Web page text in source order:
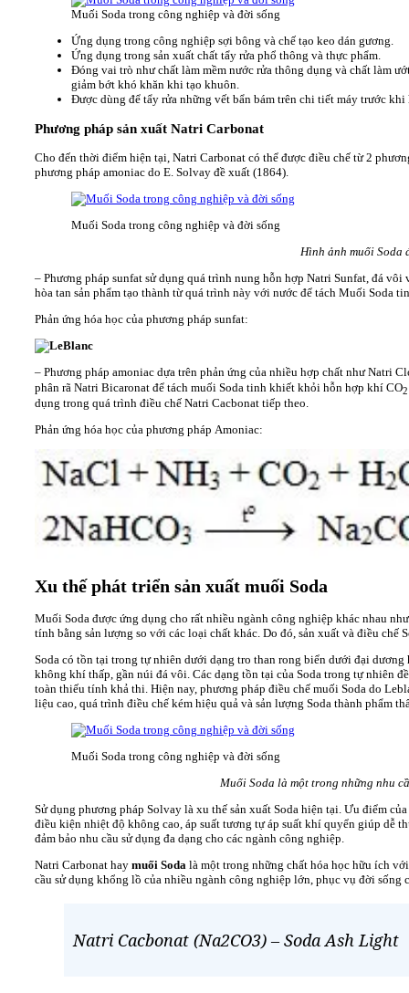
Muối Soda trong công nghiệp và đời sống
Ứng dụng trong công nghiệp sợi bông và chế tạo keo dán gương.
Ứng dụng trong sản xuất chất tẩy rửa phổ thông và thực phẩm.
Đóng vai trò như chất làm mềm nước rửa thông dụng và chất làm
giảm bớt khó khăn khi tạo khuôn.
Được dùng để tẩy rửa những vết bẩn bám trên chi tiết máy trước
Phương pháp sản xuất Natri Carbonat
Cho đến thời điểm hiện tại, Natri Carbonat có thể được điều chế từ 2
phương pháp amoniac do E. Solvay đề xuất (1864).
Muối Soda trong công nghiệp và đời sống
Hình ảnh muối Soda
– Phương pháp sunfat sử dụng quá trình nung hỗn hợp Natri Sunfat, đá
hòa tan sản phẩm tạo thành từ quá trình này với nước để tách Muối Soda
Phản ứng hóa học của phương pháp sunfat:
– Phương pháp amoniac dựa trên phản ứng của nhiều hợp chất như Natri
phân rã Natri Bicaronat để tách muối Soda tinh khiết khỏi hỗn hợp khí CO
dụng trong quá trình điều chế Natri Cacbonat tiếp theo.
Phản ứng hóa học của phương pháp Amoniac:
Xu thế phát triển sản xuất muối Soda
Muối Soda được ứng dụng cho rất nhiều ngành công nghiệp khác nhau
tính bằng sản lượng so với các loại chất khác. Do đó, sản xuất và điều
Soda có tồn tại trong tự nhiên dưới dạng tro than rong biển dưới đại
không khí thấp, gần núi đá vôi. Các dạng tồn tại của Soda trong tự nhiên
toàn thiếu tính khả thi. Hiện nay, phương pháp điều chế muối Soda do
liệu cao, quá trình điều chế kém hiệu quả và sản lượng Soda thành phẩm
Muối Soda trong công nghiệp và đời sống
Muối Soda là một trong những nhu
Sử dụng phương pháp Solvay là xu thế sản xuất Soda hiện tại. Ưu điểm
điều kiện nhiệt độ không cao, áp suất tương tự áp suất khí quyển giúp dễ
đảm bảo nhu cầu sử dụng đa dạng cho các ngành công nghiệp.
Natri Carbonat hay muối Sodalà một trong những chất hóa học hữu ích
cầu sử dụng khổng lồ của nhiều ngành công nghiệp lớn, phục vụ đời sống
Natri Cacbonat (Na2CO3) – Soda Ash Light